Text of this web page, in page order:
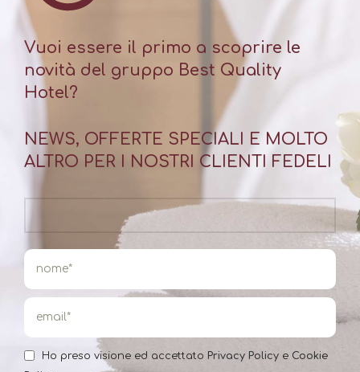
Vuoi essere il primo a scoprire le
novità del gruppo Best Quality
Hotel?
NEWS, OFFERTE SPECIALI E MOLTO
ALTRO PER I NOSTRI CLIENTI FEDELI
Ho preso visione ed accettato Privacy Policy e Cookie